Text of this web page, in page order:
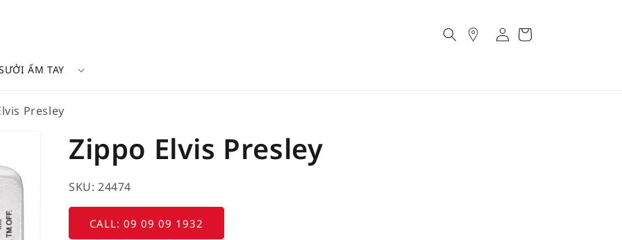
ẤM TAY
AccountCart
Presley
Zippo Elvis Presley
SKU: 24474
CALL: 09 09 09 1932